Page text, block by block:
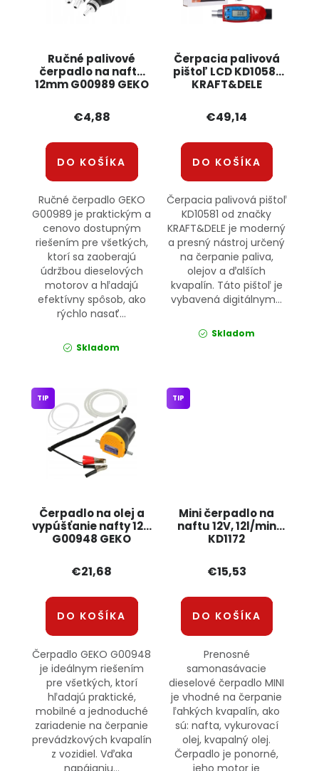
Ručné palivové
čerpadlo na naftu
12mm G00989 GEKO
€4,88
DO KOŠÍKA
Ručné čerpadlo GEKO
G00989 je praktickým a
cenovo dostupným
riešením pre všetkých,
ktorí sa zaoberajú
údržbou dieselových
motorov a hľadajú
efektívny spôsob, ako
rýchlo nasať...
Skladom
Čerpacia palivová
pištoľ LCD KD10581
KRAFT&DELE
€49,14
DO KOŠÍKA
Čerpacia palivová pištoľ
KD10581 od značky
KRAFT&DELE je moderný
a presný nástroj určený
na čerpanie paliva,
olejov a ďalších
kvapalín. Táto pištoľ je
vybavená digitálnym...
Skladom
Čerpadlo na olej a
vypúšťanie nafty 12V
G00948 GEKO
TIP
€21,68
DO KOŠÍKA
Čerpadlo GEKO G00948
je ideálnym riešením
pre všetkých, ktorí
hľadajú praktické,
mobilné a jednoduché
zariadenie na čerpanie
prevádzkových kvapalín
z vozidiel. Vďaka
napájaniu...
Mini čerpadlo na
naftu 12V, 12l/min
KD1172
TIP
€15,53
DO KOŠÍKA
Prenosné
samonasávacie
dieselové čerpadlo MINI
je vhodné na čerpanie
ľahkých kvapalín, ako
sú: nafta, vykurovací
olej, kvapalný olej.
Čerpadlo je ponorné,
jeho motor je